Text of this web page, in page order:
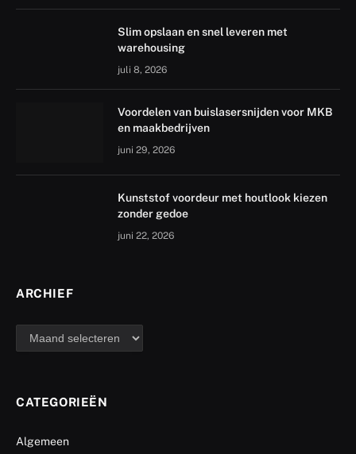
Slim opslaan en snel leveren met
warehousing
juli 8, 2026
Voordelen van buislasersnijden voor MKB
en maakbedrijven
juni 29, 2026
Kunststof voordeur met houtlook kiezen
zonder gedoe
juni 22, 2026
ARCHIEF
archief
CATEGORIEËN
Algemeen